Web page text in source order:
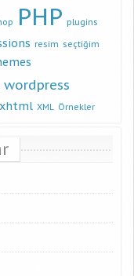
PHP plugins
resim seçtiğim
wordpress
xhtml XML Örnekler